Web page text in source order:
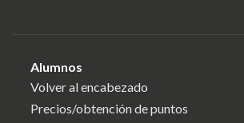
Alumnos
Volver al encabezado
Precios/obtención de puntos